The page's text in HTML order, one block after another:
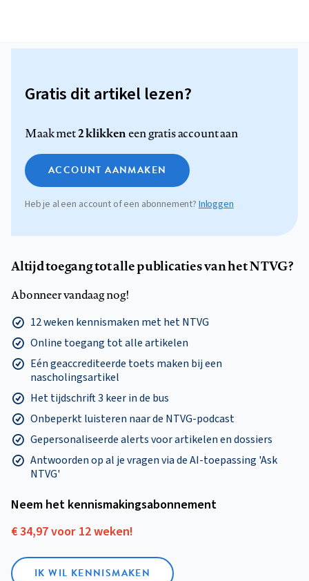
Gratis dit artikel lezen?
Maak met2 klikkeneen gratis account aan
ACCOUNT AANMAKEN
Heb je al een account of een abonnement? Inloggen
Altijd toegang tot alle publicaties van het NTVG?
Abonneer vandaag nog!
12 weken kennismaken met het NTVG
Online toegang tot alle artikelen
Eén geaccrediteerde toets maken bij een
nascholingsartikel
Het tijdschrift 3 keer in de bus
Onbeperkt luisteren naar de NTVG-podcast
Gepersonaliseerde alerts voor artikelen en dossiers
Antwoorden op al je vragen via de AI-toepassing 'Ask
NTVG'
Neem het kennismakings­abonnement
€ 34,97 voor 12 weken!
IK WIL KENNISMAKEN